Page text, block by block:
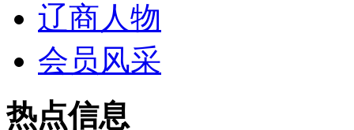
辽商人物
会员风采
热点信息